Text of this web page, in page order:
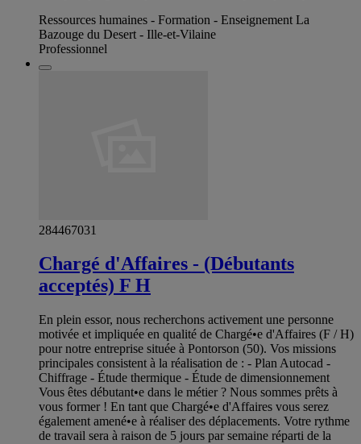
Ressources humaines - Formation - Enseignement La
Bazouge du Desert - Ille-et-Vilaine
Professionnel
284467031
Chargé d'Affaires - (Débutants
acceptés) F H
En plein essor, nous recherchons activement une personne
motivée et impliquée en qualité de Chargé•e d'Affaires (F / H)
pour notre entreprise située à Pontorson (50). Vos missions
principales consistent à la réalisation de : - Plan Autocad -
Chiffrage - Étude thermique - Étude de dimensionnement
Vous êtes débutant•e dans le métier ? Nous sommes prêts à
vous former ! En tant que Chargé•e d'Affaires vous serez
également amené•e à réaliser des déplacements. Votre rythme
de travail sera à raison de 5 jours par semaine réparti de la